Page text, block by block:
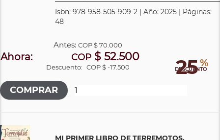
Isbn: 978-958-505-909-2 | Año: 2025 | Páginas:
48
25 %
DESCUENTO
Antes:COP$ 70.000
Ahora: COP$ 52.500
Descuento: COP $ -17.500
MI PRIMER LIBRO DE TERREMOTOS.